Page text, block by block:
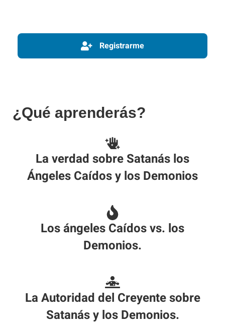
Registrarme
¿Qué aprenderás?
La verdad sobre Satanás los
Ángeles Caídos y los Demonios
Los ángeles Caídos vs. los
Demonios.
La Autoridad del Creyente sobre
Satanás y los Demonios.